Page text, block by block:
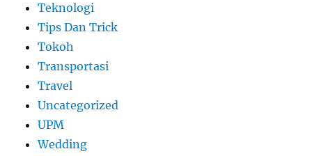
Teknologi
Tips Dan Trick
Tokoh
Transportasi
Travel
Uncategorized
UPM
Wedding